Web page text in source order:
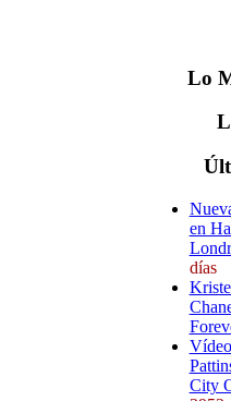
Lo
en
días
City